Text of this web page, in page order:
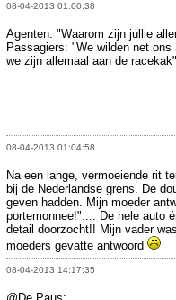
08-04-2013 01:00:38
Agenten: "Waarom zijn jullie
Passagiers: "We wilden net
we zijn allemaal aan de
08-04-2013 01:04:58
Na een lange, vermoeiende rit
bij de Nederlandse grens. De
geven hadden. Mijn moeder
portemonnee!".... De hele auto
detail doorzocht!! Mijn vader
moeders gevatte antwoord
08-04-2013 14:17:35